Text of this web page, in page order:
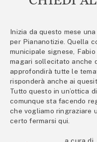
Inizia da questo mese
per Piananotizie. Quella
municipale signese,
magari sollecitato anche
approfondirà tutte le
risponderà anche ai
Tutto questo in un’ottica
comunque sta facendo
che vogliamo ringraziare
certo fermarsi qui.
a cura di